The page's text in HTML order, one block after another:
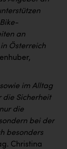
an
Österreich
im Alltag
die Sicherheit
die
bei der
besonders
Christina